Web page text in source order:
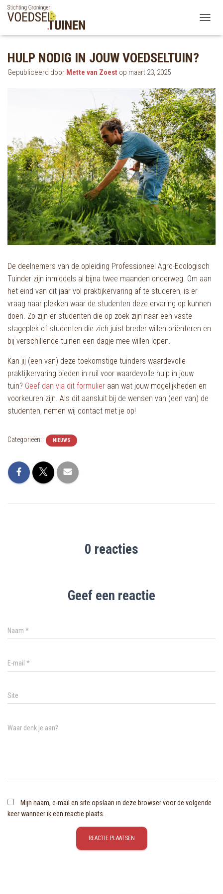
HULP NODIG IN JOUW VOEDSELTUIN?
Gepubliceerd door Mette van Zoest op maart 23, 2025
De deelnemers van de opleiding Professioneel Agro-Ecologisch
Tuinder zijn inmiddels al bijna twee maanden onderweg. Om aan
het eind van dit jaar vol praktijkervaring af te studeren, is er
vraag naar plekken waar de studenten deze ervaring op kunnen
doen. Zo zijn er studenten die op zoek zijn naar een vaste
stageplek of studenten die zich juist breder willen oriënteren en
bij verschillende tuinen een dagje mee willen lopen.
Kan jij (een van) deze toekomstige tuinders waardevolle
praktijkervaring bieden in ruil voor waardevolle hulp in jouw
tuin? Geef dan via dit formulier aan wat jouw mogelijkheden en
voorkeuren zijn. Als dit aansluit bij de wensen van (een van) de
studenten, nemen wij contact met je op!
Categorieën: NIEUWS
0 reacties
Geef een reactie
Naam *
E-mail *
Site
Waar denk je aan?
Mijn naam, e-mail en site opslaan in deze browser voor de volgende
keer wanneer ik een reactie plaats.